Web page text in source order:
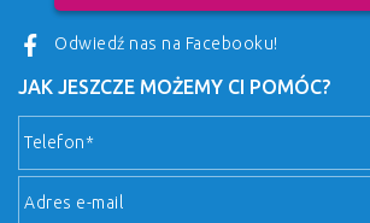
Odwiedź nas na Facebooku!
JAK JESZCZE MOŻEMY CI POMÓC?